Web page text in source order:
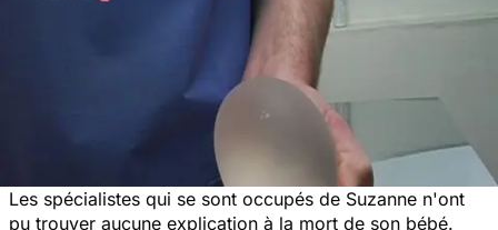
Les spécialistes qui se sont occupés de Suzanne n'ont
pu trouver aucune explication à la mort de son bébé.